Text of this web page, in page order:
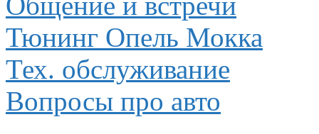
Тюнинг Опель Мокка
Тех. обслуживание
Вопросы про авто